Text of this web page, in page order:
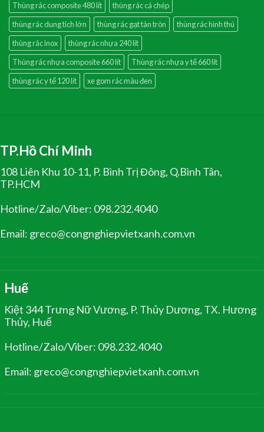
Thùng rác composite 480 lít
thùng rác cá chép
thùng rác dung tích lớn
thùng rác gạt tàn tròn
thùng rác hình thú
thùng rác inox
thùng rác nhựa 240 lít
Thùng rác nhựa composite 660 lít
Thùng rác nhựa y tế 660 lít
thùng rác y tế 120 lít
xe gom rác màu đen
TP.Hồ Chí Minh
108 Liên Khu 10-11, P. Bình Trị Đông, Q.Bình Tân,
TP.HCM
Hotline/Zalo/Viber: 098.232.4040
Email: greco@congnghiepvietxanh.com.vn
Huế
Kiệt 344 Trưng Nữ Vương, P. Thủy Dương, TX. Hương
Thủy, Huế
Hotline/Zalo/Viber: 098.232.4040
Email: greco@congnghiepvietxanh.com.vn